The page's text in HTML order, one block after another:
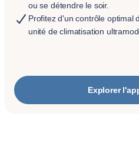
ou se détendre le soir.
Profitez d'un contrôle optimal
unité de climatisation
Explorer